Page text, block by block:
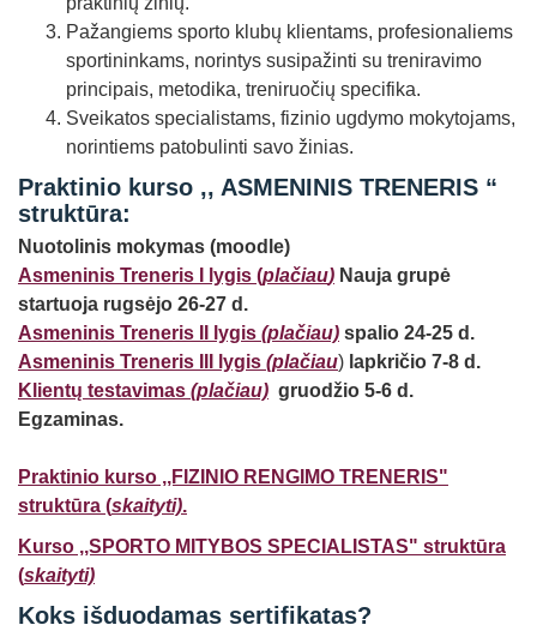
Pažangiems sporto klubų klientams, profesionaliems
sportininkams, norintys susipažinti su treniravimo
principais, metodika, treniruočių specifika.
Sveikatos specialistams, fizinio ugdymo mokytojams,
norintiems patobulinti savo žinias.
Praktinio kurso ,, ASMENINIS TRENERIS “
struktūra:
Nuotolinis mokymas (moodle)
Asmeninis Treneris I lygis (plačiau) Nauja grupė
startuoja rugsėjo 26-27 d.
Asmeninis Treneris II lygis (plačiau) spalio 24-25 d.
Asmeninis Treneris III lygis (plačiau) lapkričio 7-8 d.
Klientų testavimas (plačiau) gruodžio 5-6 d.
Egzaminas.
Praktinio kurso ,,FIZINIO RENGIMO TRENERIS"
struktūra (skaityti).
Kurso ,,SPORTO MITYBOS SPECIALISTAS" struktūra
(skaityti)
Koks išduodamas sertifikatas?